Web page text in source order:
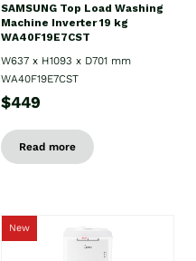
SAMSUNG Top Load Washing
Machine Inverter 19 kg
WA40F19E7CST
W637 x H1093 x D701 mm
WA40F19E7CST
$449
Read more
New